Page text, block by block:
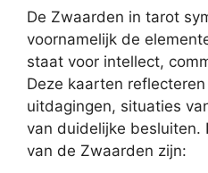
De Zwaarden in tarot
voornamelijk de
staat voor intellect,
Deze kaarten
uitdagingen, situaties
van duidelijke besluiten.
van de Zwaarden zijn: